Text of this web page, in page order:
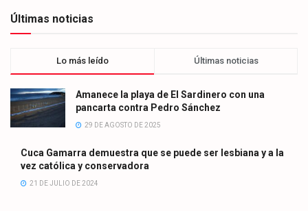
Últimas noticias
Lo más leído Últimas noticias
Amanece la playa de El Sardinero con una
pancarta contra Pedro Sánchez
29 DE AGOSTO DE 2025
Cuca Gamarra demuestra que se puede ser lesbiana y a la
vez católica y conservadora
21 DE JULIO DE 2024